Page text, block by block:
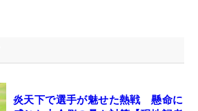
炎天下で選手が魅せた熱戦 懸命に